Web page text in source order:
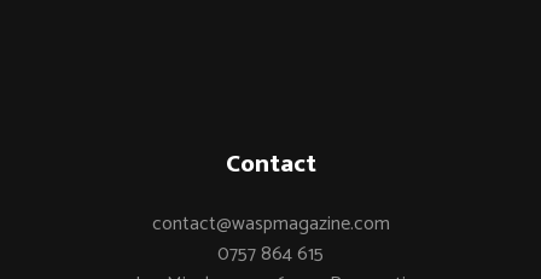
Contact
contact@waspmagazine.com
0757 864 615